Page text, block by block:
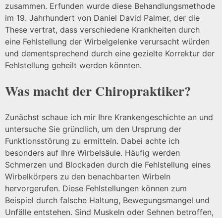
zusammen. Erfunden wurde diese Behandlungsmethode
im 19. Jahrhundert von Daniel David Palmer, der die
These vertrat, dass verschiedene Krankheiten durch
eine Fehlstellung der Wirbelgelenke verursacht würden
und dementsprechend durch eine gezielte Korrektur der
Fehlstellung geheilt werden könnten.
Was macht der Chiropraktiker?
Zunächst schaue ich mir Ihre Krankengeschichte an und
untersuche Sie gründlich, um den Ursprung der
Funktionsstörung zu ermitteln. Dabei achte ich
besonders auf Ihre Wirbelsäule. Häufig werden
Schmerzen und Blockaden durch die Fehlstellung eines
Wirbelkörpers zu den benachbarten Wirbeln
hervorgerufen. Diese Fehlstellungen können zum
Beispiel durch falsche Haltung, Bewegungsmangel und
Unfälle entstehen. Sind Muskeln oder Sehnen betroffen,